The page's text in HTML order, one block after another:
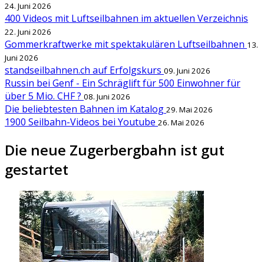
24. Juni 2026
400 Videos mit Luftseilbahnen im aktuellen Verzeichnis
22. Juni 2026
Gommerkraftwerke mit spektakulären Luftseilbahnen 13.
Juni 2026
standseilbahnen.ch auf Erfolgskurs 09. Juni 2026
Russin bei Genf - Ein Schräglift für 500 Einwohner für
über 5 Mio. CHF ? 08. Juni 2026
Die beliebtesten Bahnen im Katalog 29. Mai 2026
1900 Seilbahn-Videos bei Youtube 26. Mai 2026
Die neue Zugerbergbahn ist gut
gestartet